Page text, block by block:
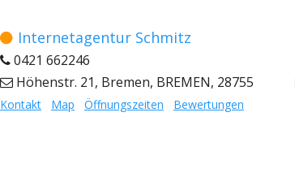
Internetagentur Schmitz
0421 662246
Höhenstr. 21, Bremen, BREMEN, 28755
Kontakt Map Öffnungszeiten Bewertungen